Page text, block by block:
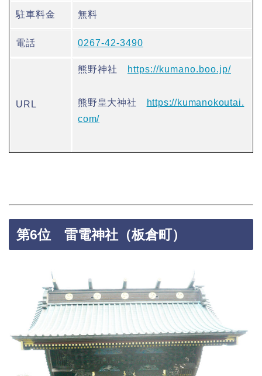
駐車料金 無料
電話 0267-42-3490
URL
熊野神社 https://kumano.boo.jp/
熊野皇大神社
https://kumanokoutai.
com/
第6位 雷電神社（板倉町）